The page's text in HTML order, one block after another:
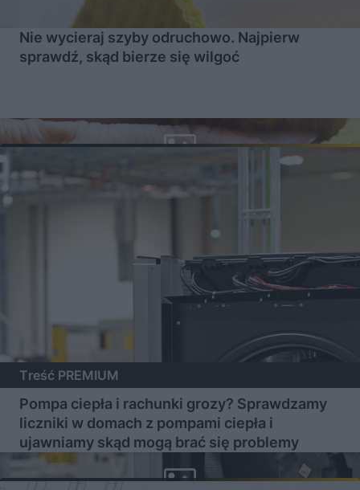
Nie wycieraj szyby odruchowo. Najpierw
sprawdź, skąd bierze się wilgoć
Treść PREMIUM
Pompa ciepła i rachunki grozy? Sprawdzamy
liczniki w domach z pompami ciepła i
ujawniamy skąd mogą brać się problemy